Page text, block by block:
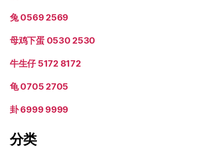
兔 0569 2569
母鸡下蛋 0530 2530
牛生仔 5172 8172
龟 0705 2705
卦 6999 9999
分类